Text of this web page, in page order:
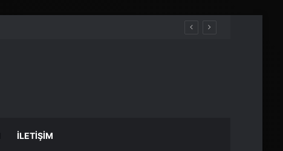
İLETIŞIM